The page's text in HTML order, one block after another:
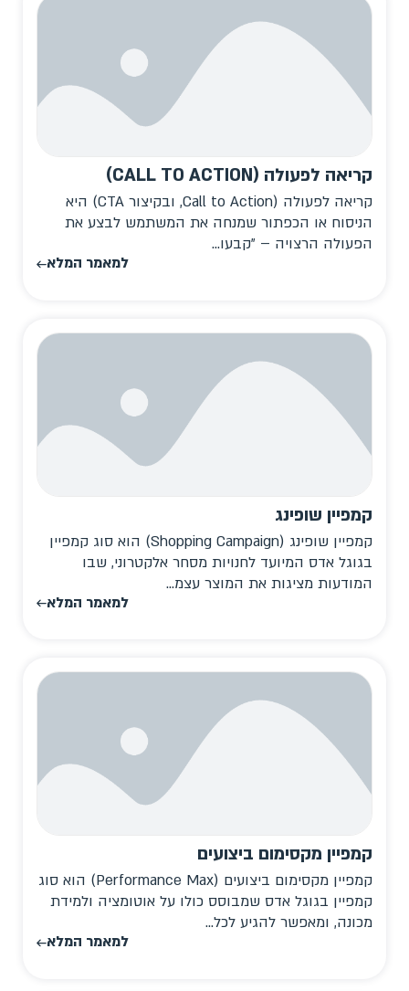
קריאה לפעולה (CALL TO ACTION)
קריאה לפעולה (Call to Action, ובקיצור CTA) היא
הניסוח או הכפתור שמנחה את המשתמש לבצע את
הפעולה הרצויה – "קבעו...
למאמר המלא
קמפיין שופינג
קמפיין שופינג (Shopping Campaign) הוא סוג קמפיין
בגוגל אדס המיועד לחנויות מסחר אלקטרוני, שבו
המודעות מציגות את המוצר עצמ...
למאמר המלא
קמפיין מקסימום ביצועים
קמפיין מקסימום ביצועים (Performance Max) הוא סוג
קמפיין בגוגל אדס שמבוסס כולו על אוטומציה ולמידת
מכונה, ומאפשר להגיע לכל...
למאמר המלא